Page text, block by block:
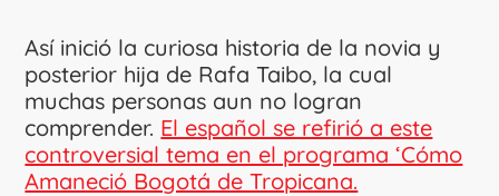
Así inició la curiosa historia de la novia y
posterior hija de Rafa Taibo, la cual
muchas personas aun no logran
comprender. El español se refirió a este
controversial tema en el programa ‘Cómo
Amaneció Bogotá de Tropicana.